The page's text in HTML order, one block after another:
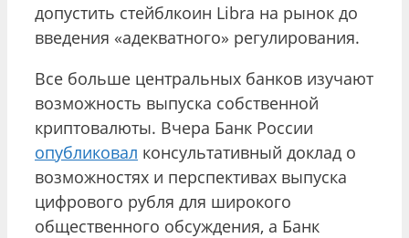
допустить стейблкоин Libra на рынок до
введения «адекватного» регулирования.
Все больше центральных банков изучают
возможность выпуска собственной
криптовалюты. Вчера Банк России
опубликовал консультативный доклад о
возможностях и перспективах выпуска
цифрового рубля для широкого
общественного обсуждения, а Банк